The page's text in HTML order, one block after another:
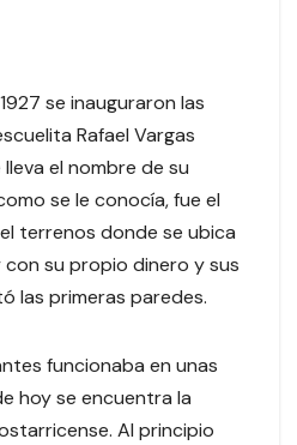
se inauguraron las
Rafael Vargas
el nombre de su
se le conocía, fue el
terrenos donde se ubica
su propio dinero y sus
las primeras paredes.
funcionaba en unas
hoy se encuentra la
Al principio